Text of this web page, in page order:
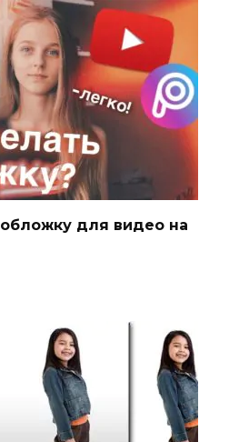
для видео на